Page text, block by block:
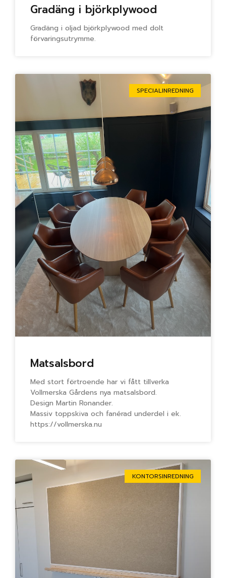
Gradäng i björkplywood
Gradäng i oljad björkplywood med dolt
förvaringsutrymme.
SPECIALINREDNING
Matsalsbord
Med stort förtroende har vi fått tillverka
Vollmerska Gårdens nya matsalsbord.
Design Martin Ronander.
Massiv toppskiva och fanérad underdel i ek.
https://vollmerska.nu
KONTORSINREDNING